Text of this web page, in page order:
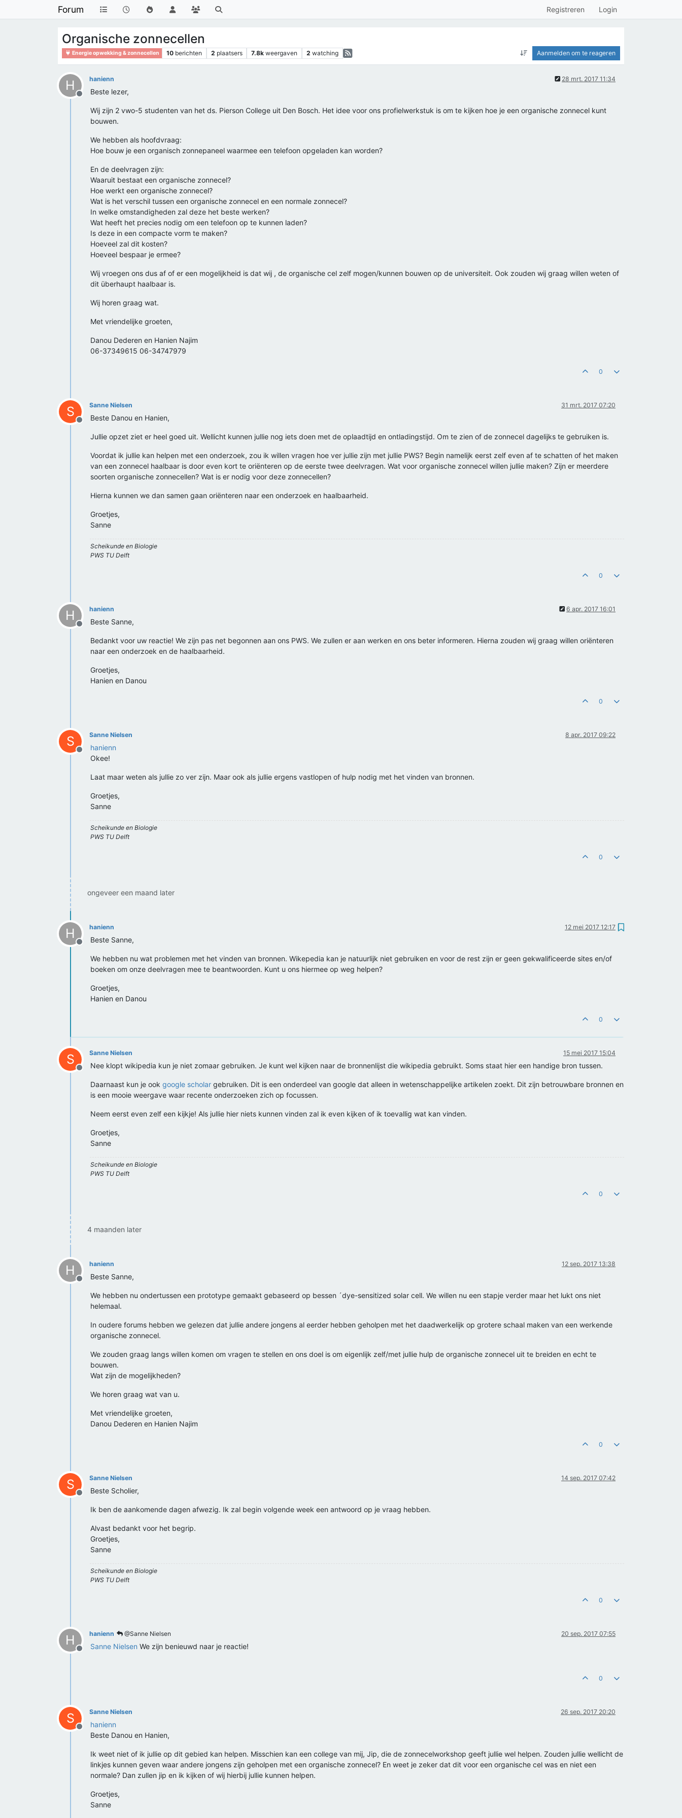
Forum Registreren Login
Organische zonnecellen
Energie opwekking & zonnecellen 10 berichten 2 plaatsers 7.8k weergaven 2 watching Aanmelden om te reageren
H
Offline
hanienn 28 mrt. 2017 11:34
Beste lezer,
Wij zijn 2 vwo-5 studenten van het ds. Pierson College uit Den Bosch. Het idee voor ons profielwerkstuk is om te kijken hoe je een organische zonnecel kunt
bouwen.
We hebben als hoofdvraag:
Hoe bouw je een organisch zonnepaneel waarmee een telefoon opgeladen kan worden?
En de deelvragen zijn:
Waaruit bestaat een organische zonnecel?
Hoe werkt een organische zonnecel?
Wat is het verschil tussen een organische zonnecel en een normale zonnecel?
In welke omstandigheden zal deze het beste werken?
Wat heeft het precies nodig om een telefoon op te kunnen laden?
Is deze in een compacte vorm te maken?
Hoeveel zal dit kosten?
Hoeveel bespaar je ermee?
Wij vroegen ons dus af of er een mogelijkheid is dat wij , de organische cel zelf mogen/kunnen bouwen op de universiteit. Ook zouden wij graag willen weten of
dit überhaupt haalbaar is.
Wij horen graag wat.
Met vriendelijke groeten,
Danou Dederen en Hanien Najim
06-37349615 06-34747979
0
S
Offline
Sanne Nielsen 31 mrt. 2017 07:20
Beste Danou en Hanien,
Jullie opzet ziet er heel goed uit. Wellicht kunnen jullie nog iets doen met de oplaadtijd en ontladingstijd. Om te zien of de zonnecel dagelijks te gebruiken is.
Voordat ik jullie kan helpen met een onderzoek, zou ik willen vragen hoe ver jullie zijn met jullie PWS? Begin namelijk eerst zelf even af te schatten of het maken
van een zonnecel haalbaar is door even kort te oriënteren op de eerste twee deelvragen. Wat voor organische zonnecel willen jullie maken? Zijn er meerdere
soorten organische zonnecellen? Wat is er nodig voor deze zonnecellen?
Hierna kunnen we dan samen gaan oriënteren naar een onderzoek en haalbaarheid.
Groetjes,
Sanne
Scheikunde en Biologie
PWS TU Delft
0
H
Offline
hanienn 6 apr. 2017 16:01
Beste Sanne,
Bedankt voor uw reactie! We zijn pas net begonnen aan ons PWS. We zullen er aan werken en ons beter informeren. Hierna zouden wij graag willen oriënteren
naar een onderzoek en de haalbaarheid.
Groetjes,
Hanien en Danou
0
S
Offline
Sanne Nielsen 8 apr. 2017 09:22
hanienn
Okee!
Laat maar weten als jullie zo ver zijn. Maar ook als jullie ergens vastlopen of hulp nodig met het vinden van bronnen.
Groetjes,
Sanne
Scheikunde en Biologie
PWS TU Delft
0
ongeveer een maand later
H
Offline
hanienn 12 mei 2017 12:17
Beste Sanne,
We hebben nu wat problemen met het vinden van bronnen. Wikepedia kan je natuurlijk niet gebruiken en voor de rest zijn er geen gekwalificeerde sites en/of
boeken om onze deelvragen mee te beantwoorden. Kunt u ons hiermee op weg helpen?
Groetjes,
Hanien en Danou
0
S
Offline
Sanne Nielsen 15 mei 2017 15:04
Nee klopt wikipedia kun je niet zomaar gebruiken. Je kunt wel kijken naar de bronnenlijst die wikipedia gebruikt. Soms staat hier een handige bron tussen.
Daarnaast kun je ook google scholar gebruiken. Dit is een onderdeel van google dat alleen in wetenschappelijke artikelen zoekt. Dit zijn betrouwbare bronnen en
is een mooie weergave waar recente onderzoeken zich op focussen.
Neem eerst even zelf een kijkje! Als jullie hier niets kunnen vinden zal ik even kijken of ik toevallig wat kan vinden.
Groetjes,
Sanne
Scheikunde en Biologie
PWS TU Delft
0
4 maanden later
H
Offline
hanienn 12 sep. 2017 13:38
Beste Sanne,
We hebben nu ondertussen een prototype gemaakt gebaseerd op bessen ´dye-sensitized solar cell. We willen nu een stapje verder maar het lukt ons niet
helemaal.
In oudere forums hebben we gelezen dat jullie andere jongens al eerder hebben geholpen met het daadwerkelijk op grotere schaal maken van een werkende
organische zonnecel.
We zouden graag langs willen komen om vragen te stellen en ons doel is om eigenlijk zelf/met jullie hulp de organische zonnecel uit te breiden en echt te
bouwen.
Wat zijn de mogelijkheden?
We horen graag wat van u.
Met vriendelijke groeten,
Danou Dederen en Hanien Najim
0
S
Offline
Sanne Nielsen 14 sep. 2017 07:42
Beste Scholier,
Ik ben de aankomende dagen afwezig. Ik zal begin volgende week een antwoord op je vraag hebben.
Alvast bedankt voor het begrip.
Groetjes,
Sanne
Scheikunde en Biologie
PWS TU Delft
0
H
Offline
hanienn @Sanne Nielsen 20 sep. 2017 07:55
Sanne Nielsen We zijn benieuwd naar je reactie!
0
S
Offline
Sanne Nielsen 26 sep. 2017 20:20
hanienn
Beste Danou en Hanien,
Ik weet niet of ik jullie op dit gebied kan helpen. Misschien kan een college van mij, Jip, die de zonnecelworkshop geeft jullie wel helpen. Zouden jullie wellicht de
linkjes kunnen geven waar andere jongens zijn geholpen met een organische zonnecel? En weet je zeker dat dit voor een organische cel was en niet een
normale? Dan zullen jip en ik kijken of wij hierbij jullie kunnen helpen.
Groetjes,
Sanne